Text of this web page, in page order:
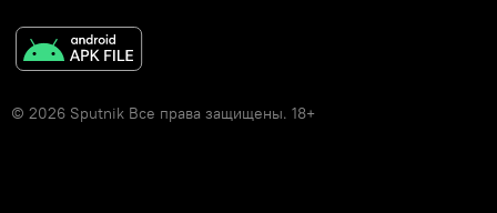
© 2026 Sputnik Все права защищены. 18+